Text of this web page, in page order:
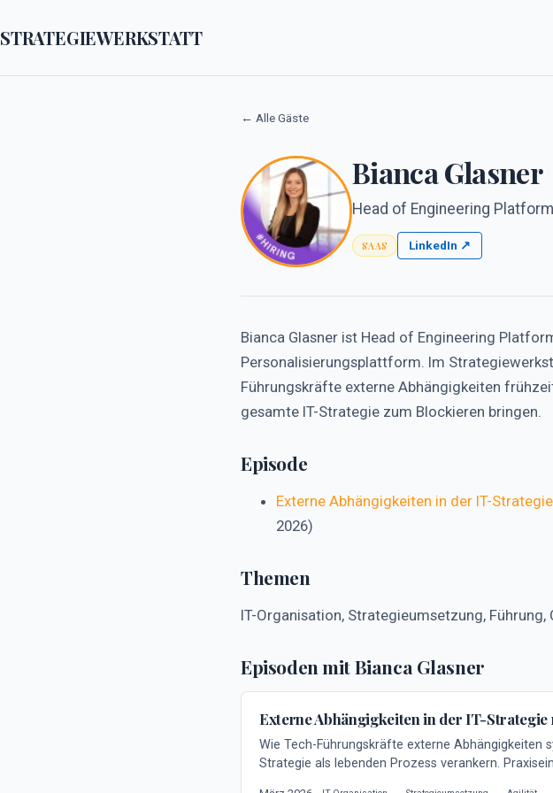
STRATEGIEWERKSTATT
← Alle Gäste
Bianca Glasner
Head of Engineering
SAAS LinkedIn ↗
Bianca Glasner ist Head of Engineering
Personalisierungsplattform. Im
Führungskräfte externe Abhängigkeiten
gesamte IT-Strategie zum Blockieren bringen.
Episode
Externe Abhängigkeiten in der IT-
2026)
Themen
IT-Organisation, Strategieumsetzung,
Episoden mit Bianca Glasner
Externe Abhängigkeiten in der IT-
Wie Tech-Führungskräfte externe
Strategie als lebenden Prozess verankern.